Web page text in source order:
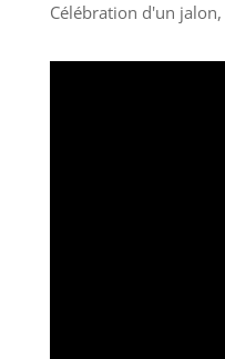
Célébration d'un jalon,